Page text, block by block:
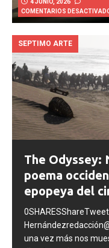
4 JUNIO, 2026
COMENTARIOS
SEPTIMO ARTE
The
poema
epopeya del
0SHARESShareTweet